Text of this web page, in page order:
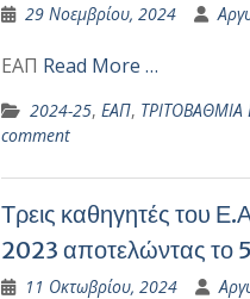
29 Νοεμβρίου, 2024
ΕΑΠ Read More …
2024-25, ΕΑΠ, ΤΡΙΤΟΒΑΘΜΙΑ
comment
Τρεις καθηγητές του
2023 αποτελώντας το
11 Οκτωβρίου, 2024